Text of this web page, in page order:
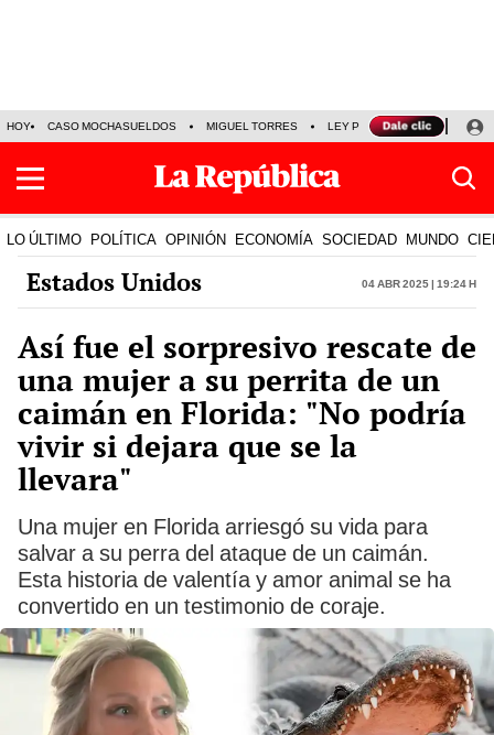
HOY CASO MOCHASUELDOS MIGUEL TORRES LEY PULPÍN PRECIO DEL
LO ÚLTIMO POLÍTICA OPINIÓN ECONOMÍA SOCIEDAD MUNDO
Estados Unidos 04 Abr 2025 | 19:24 h
Así fue el sorpresivo rescate de
una mujer a su perrita de un
caimán en Florida: "No podría
vivir si dejara que se la
llevara"
Una mujer en Florida arriesgó su vida para
salvar a su perra del ataque de un caimán.
Esta historia de valentía y amor animal se ha
convertido en un testimonio de coraje.